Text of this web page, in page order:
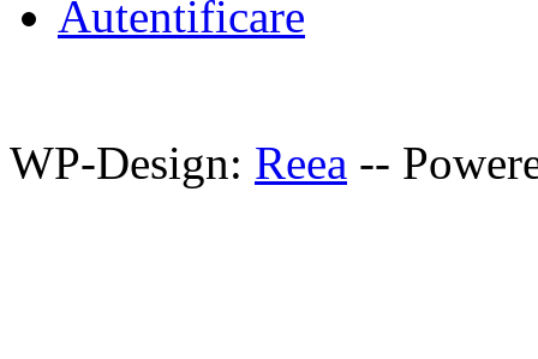
Autentificare
WP-Design: Reea --